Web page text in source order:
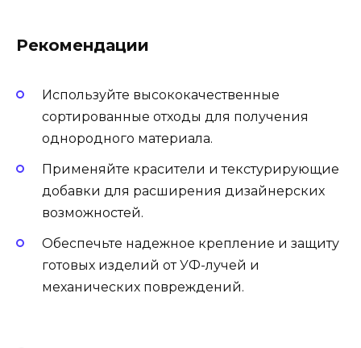
Рекомендации
Используйте высококачественные
сортированные отходы для получения
однородного материала.
Применяйте красители и текстурирующие
добавки для расширения дизайнерских
возможностей.
Обеспечьте надежное крепление и защиту
готовых изделий от УФ-лучей и
механических повреждений.